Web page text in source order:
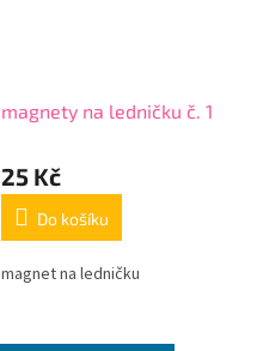
magnety na ledničku č. 1
25 Kč
Do košíku
magnet na ledničku